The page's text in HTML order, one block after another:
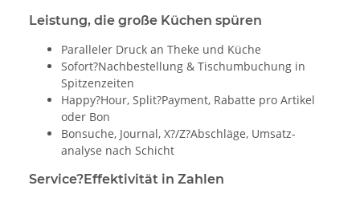
Leistung, die große Küchen spüren
Paralleler Druck an Theke und Küche
Sofort?Nachbestellung & Tisch­umbuchung in
Spitzenzeiten
Happy?Hour, Split?Payment, Rabatte pro Artikel
oder Bon
Bonsuche, Journal, X?/Z?Abschläge, Umsatz­
analyse nach Schicht
Service?Effektivität in Zahlen